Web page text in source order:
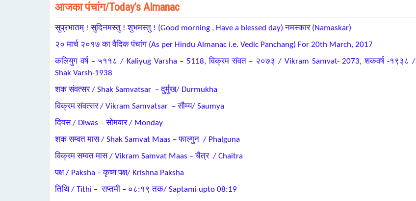
आजका पंचांग/Today’s Almanac
सुप्रभातम् ! सुदिनमस्तु ! शुभमस्तु ! (Good morning , Have a blessed day) नमस्कार (Namaskar)
२० मार्च २०१७ का वैदिक पंचांग (As per Hindu Almanac i.e. Vedic Panchang) For 20th March, 2017
कलियुग वर्ष – ५११८ / Kaliyug Varsha – 5118, विक्रम संवत – २०७३ / Vikram Samvat- 2073, शकवर्ष -१९३८ /
Shak Varsh-1938
शक संवत्सर / Shak Samvatsar – दुर्मुख/ Durmukha
विक्रम संवत्सर / Vikram Samvatsar – सौम्य/ Saumya
दिवस / Diwas – सोमवार / Monday
शक सम्वत मास / Shak Samvat Maas – फाल्गुन / Phalguna
विक्रम सम्वत मास / Vikram Samvat Maas – चैत्र / Chaitra
पक्ष / Paksha – कृष्ण पक्ष/ Krishna Paksha
तिथि / Tithi – सप्तमी – ०८:१९ तक/ Saptami upto 08:19